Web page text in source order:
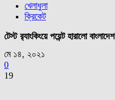
খেলাধুলা
ক্রিকেট
টেস্ট র‌্যাংকিংয়ে পয়েন্ট হারালো বাংলাদেশ
মে ১৪, ২০২১
0
19